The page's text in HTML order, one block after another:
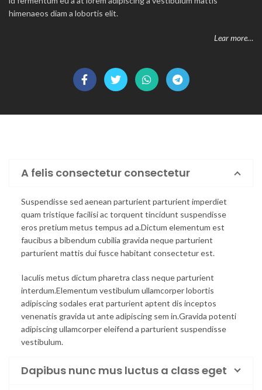
himenaeos diam a lobortis elit.
Lear more…
A felis consectetur consectetur
Suspendisse sed aenean parturient parturient imperdiet
quam tristique facilisi ac torquent tincidunt suspendisse
eros pretium metus tempus ad a.Dictum elementum est
faucibus a bibendum cubilia gravida neque parturient
parturient mattis dui fusce habitant consectetur est.
Iaculis metus dictum pharetra class neque parturient
interdum.Elementum vestibulum ullamcorper lobortis
adipiscing sodales erat parturient aptent dis inceptos
venenatis gravida ut ante adipiscing sem in.Gravida potenti
adipiscing ullamcorper eleifend a parturient suspendisse
vestibulum.
Dapibus nunc mus luctus a class eget